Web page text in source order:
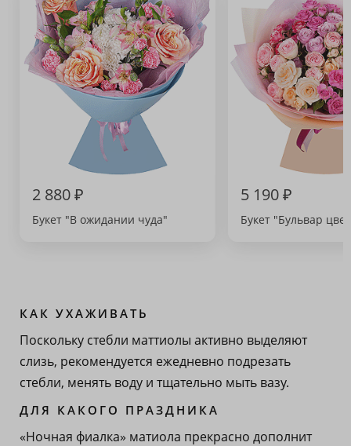
2 880 ₽
Букет "В ожидании чуда"
5 190 ₽
Букет "Бульвар
КАК УХАЖИВАТЬ
Поскольку стебли маттиолы активно выделяют
слизь, рекомендуется ежедневно подрезать
стебли, менять воду и тщательно мыть вазу.
ДЛЯ КАКОГО ПРАЗДНИКА
«Ночная фиалка» матиола прекрасно дополнит